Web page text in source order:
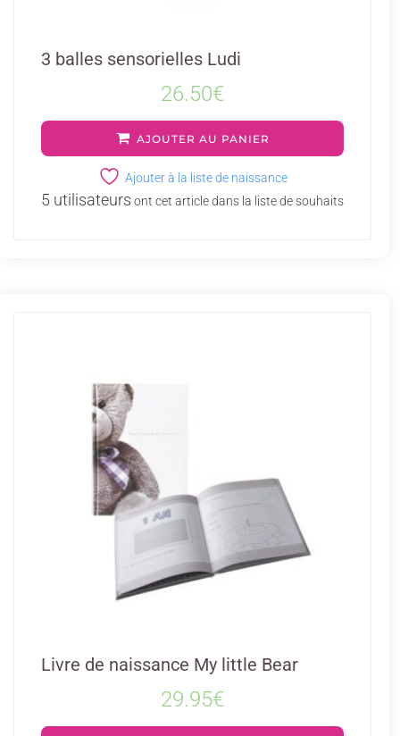
3 balles sensorielles Ludi
26.50€
AJOUTER AU PANIER
Ajouter à la liste de naissance
5 utilisateurs ont cet article dans la liste de souhaits
Livre de naissance My little Bear
29.95€